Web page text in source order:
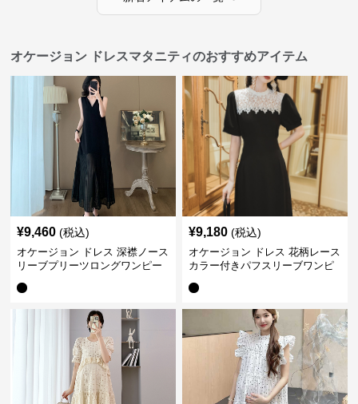
オケージョン ドレスマタニティのおすすめアイテム
¥9,460 (税込)
オケージョン ドレス 深襟ノース
リーブプリーツロングワンピー
¥9,180 (税込)
オケージョン ドレス 花柄レース
カラー付きパフスリーブワンピ